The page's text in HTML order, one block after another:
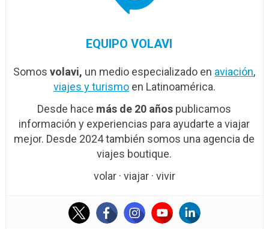
EQUIPO VOLAVI
Somosvolavi, un medio especializado en aviación,
viajes y turismoen Latinoamérica.
Desde hace más de 20 años publicamos
información y experiencias para ayudarte a viajar
mejor. Desde 2024 también somos una agencia de
viajes boutique.
volar · viajar · vivir